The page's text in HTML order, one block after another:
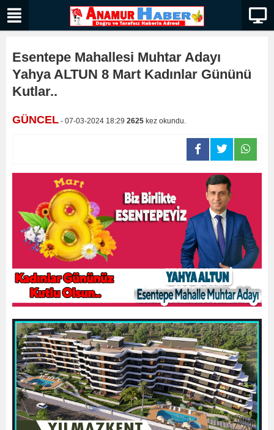
Esentepe Mahallesi Muhtar Adayı
Yahya ALTUN 8 Mart Kadınlar Gününü
Kutlar..
GÜNCEL - 07-03-2024 18:29 2625 kez okundu.